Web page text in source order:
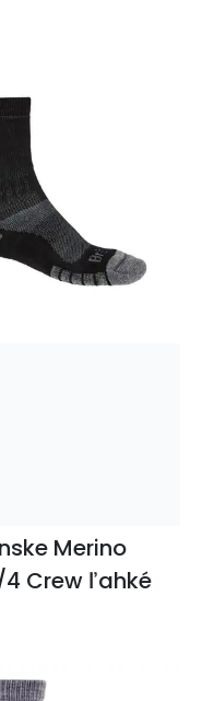
Merino
Crew ľahké